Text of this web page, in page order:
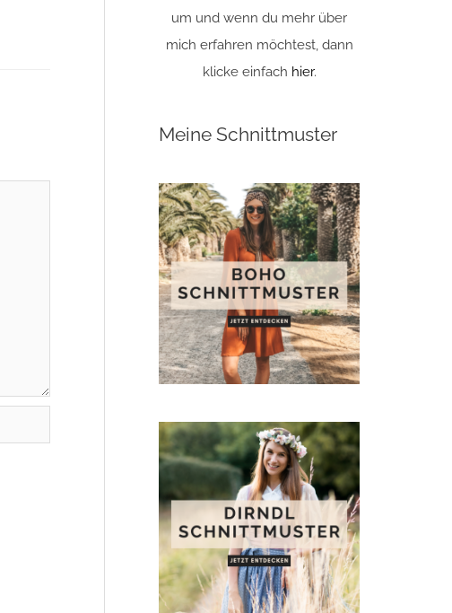
um und wenn du mehr über
mich erfahren möchtest, dann
klicke einfach hier.
Meine Schnittmuster